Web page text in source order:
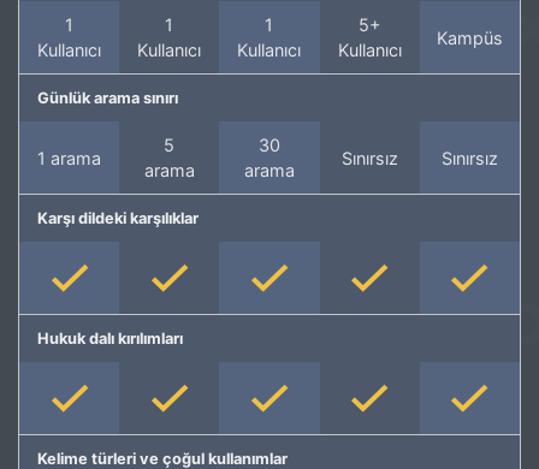
1
Kullanıcı
1
Kullanıcı
1
Kullanıcı
5+
Kullanıcı
Kampüs
Günlük arama sınırı
1 arama
5
arama
30
arama
Sınırsız Sınırsız
Karşı dildeki karşılıklar
Hukuk dalı kırılımları
Kelime türleri ve çoğul kullanımlar